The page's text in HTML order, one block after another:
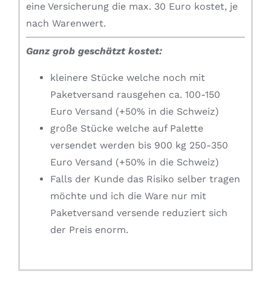
eine Versicherung die max. 30 Euro kostet, je
nach Warenwert.
Ganz grob geschätzt kostet:
kleinere Stücke welche noch mit
Paketversand rausgehen ca. 100-150
Euro Versand (+50% in die Schweiz)
große Stücke welche auf Palette
versendet werden bis 900 kg 250-350
Euro Versand (+50% in die Schweiz)
Falls der Kunde das Risiko selber tragen
möchte und ich die Ware nur mit
Paketversand versende reduziert sich
der Preis enorm.